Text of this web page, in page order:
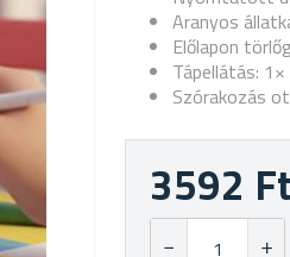
Aranyos
Előlapon
Tápellátás:
Szórakozás
3592 Ft